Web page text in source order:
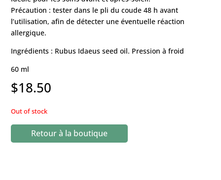
Précaution : tester dans le pli du coude 48 h avant
l’utilisation, afin de détecter une éventuelle réaction
allergique.
Ingrédients : Rubus Idaeus seed oil. Pression à froid
60 ml
$18.50
Out of stock
Retour à la boutique